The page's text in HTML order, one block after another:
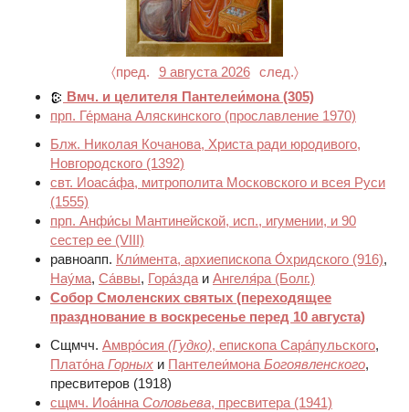
〈пред. 9 августа 2026
след.〉
Вмч. и целителя Пантелеи́мона (305)
прп. Ге́рмана Аляскинского (прославление 1970)
Блж. Николая Кочанова, Христа ради юродивого,
Новгородского (1392)
свт. Иоаса́фа, митрополита Московского и всея Руси
(1555)
прп. Анфи́сы Мантинейской, исп., игумении, и 90
сестер ее (VIII)
равноапп. Кли́мента, архиепископа О́хридского (916),
Нау́ма, Са́ввы, Гора́зда и Ангеля́ра (Болг.)
Собор Смоленских святых (переходящее
празднование в воскресенье перед 10 августа)
Сщмчч. Амвро́сия (Гудко), епископа Сара́пульского,
Плато́на Горных и Пантелеи́мона Богоявленского,
пресвитеров (1918)
сщмч. Иоа́нна Соловьева, пресвитера (1941)